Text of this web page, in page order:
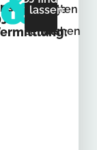
Anfrage
senden
erhalten
DJ
buchen
lassen